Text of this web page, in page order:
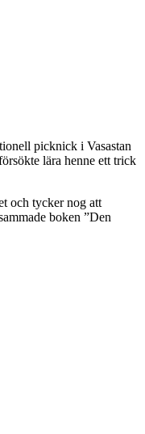
picknick i Vasastan
lära henne ett trick
och tycker nog att
boken ”Den